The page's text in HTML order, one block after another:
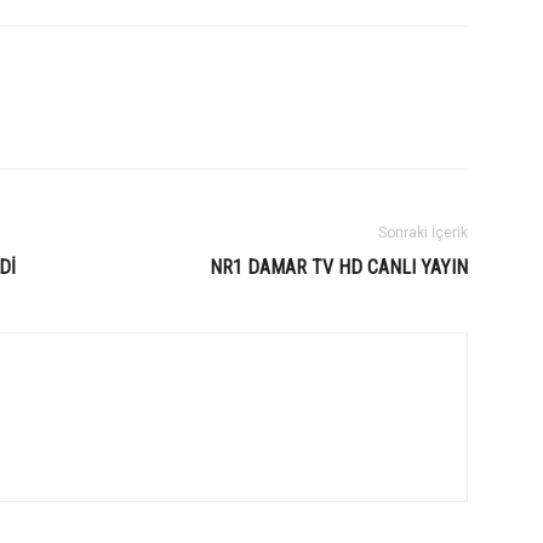
Sonraki İçerik
NR1 DAMAR TV HD CANLI YAYIN